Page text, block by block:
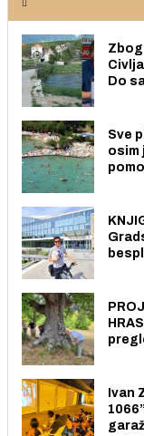
Do
Sve
osim
Ivan